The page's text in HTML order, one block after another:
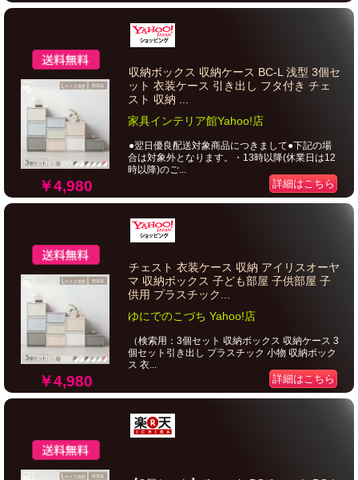
￥4,980
収納ボックス 収納ケース BC-L 浅型 3個セ
ット 衣装ケース 引き出し フタ付き チェ
スト 収納 ...
家具インテリア館Yahoo!店
●翌日優良配送対象商品につきまして●下記の場
合は対象外となります。・13時以降(休業日は12
時以降)のご...
詳細はこちら
￥4,980
チェスト 衣装ケース 収納 アイリスオーヤ
マ 収納ボックス 子ども部屋 子供部屋 子
供用 プラスチック...
ゆにでのこづち Yahoo!店
（検索用：3個セット 収納ボックス 収納ケース 3
個セット引き出し プラスチック 小物 収納ボック
ス 衣...
詳細はこちら